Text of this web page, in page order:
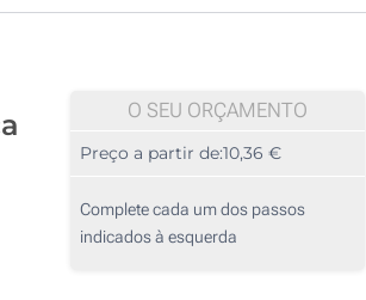
O SEU ORÇAMENTO
Preço a partir de:10,36 €
Complete cada um dos passos
indicados à esquerda